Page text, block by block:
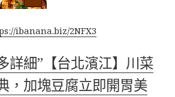
ibanana.biz/2NFX3
細”【台北濱江】川菜
，加塊豆腐立即開胃美